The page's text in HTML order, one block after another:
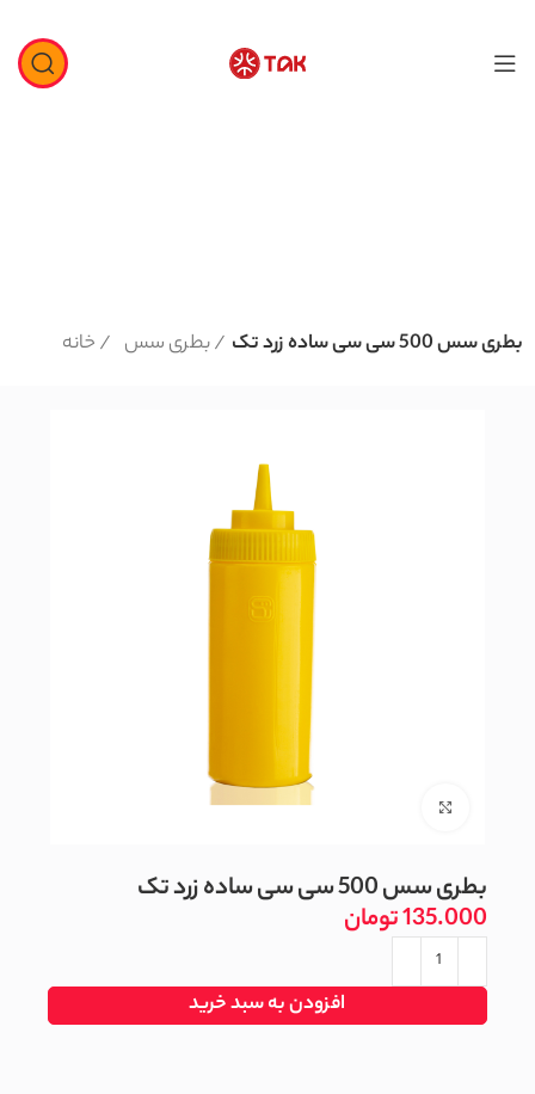
بطری سس بطری سس 500 سی سی ساده زرد تک
بطری سس 500 سی سی ساده زرد تک
تومان
افزودن به سبد خرید